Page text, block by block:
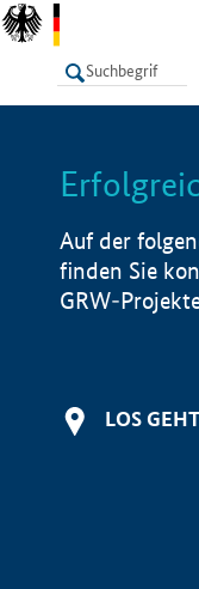
LISTE
Auf der
finden Sie
GRW-
LOS